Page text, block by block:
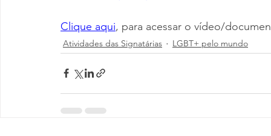
Clique aqui, para acessar o vídeo/
Atividades das Signatárias LGBT+ pelo mundo